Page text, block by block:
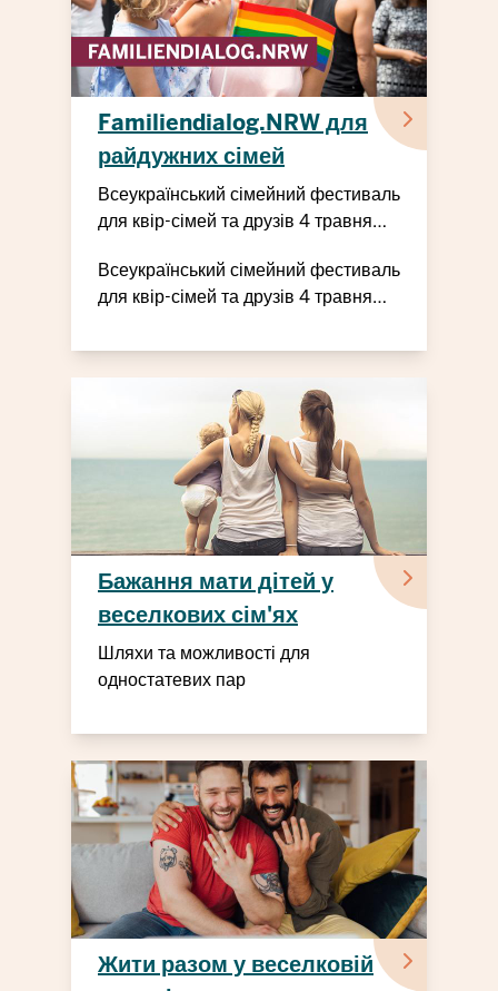
Familiendialog.NRW для
райдужних сімей
Всеукраїнський сімейний фестиваль
для квір-сімей та друзів 4 травня
Всеукраїнський сімейний фестиваль
для квір-сімей та друзів 4 травня
Бажання мати дітей у
веселкових сім'ях
Шляхи та можливості для
одностатевих пар
Жити разом у веселковій